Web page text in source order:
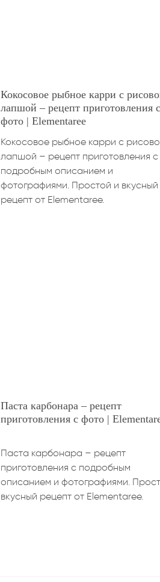
Кокосовое рыбное карри с
лапшой – рецепт приготовления с
фото | Elementaree
Кокосовое рыбное карри с
лапшой – рецепт приготовления с
подробным описанием и
фотографиями. Простой и вкусный
рецепт от Elementaree.
Паста карбонара – рецепт
приготовления с фото |
Паста карбонара – рецепт
приготовления с подробным
описанием и фотографиями.
вкусный рецепт от Elementaree.